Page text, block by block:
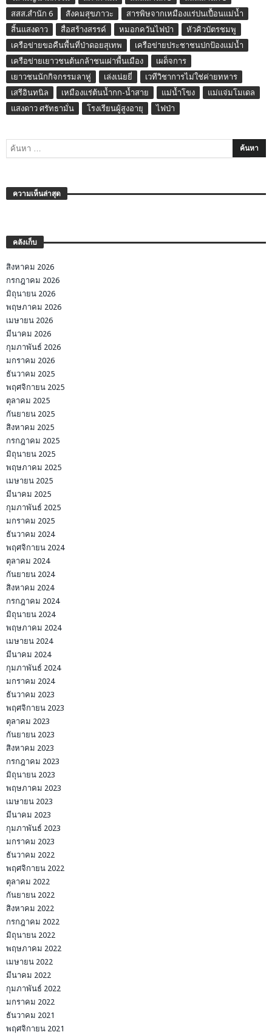
สสส.สำนัก 6
สังคมสุขภาวะ
สารพิษจากเหมืองแร่ปนเปื้อนแม่น้ำ
สิ้นแสงดาว
สื่อสร้างสรรค์ หมอกควันไฟป่า
หัวคิวบัตรชมพู
เครือข่ายขอคืนพื้นที่ป่าดอยสุเทพ
เครือข่ายประชาชนปกป้องแม่น้ำ
เครือข่ายเยาวชนต้นกล้าชนเผ่าพื้นเมือง
เผด็จการ
เยาวชนนักกิจกรรมลาหู่
เล่งเน่ยยี่
เวทีวิชาการไม่ใช่ค่ายทหาร
เสรีอินทนิล
เหมืองแร่ต้นน้ำกก-น้ำสาย แม่น้ำโขง
แม่แจ่มโมเดล
แสงดาว ศรัทธามั่น
โรงเรียนผู้สูงอายุ ไฟป่า
ความเห็นล่าสุด
คลังเก็บ
สิงหาคม 2026
กรกฎาคม 2026
มิถุนายน 2026
พฤษภาคม 2026
เมษายน 2026
มีนาคม 2026
กุมภาพันธ์ 2026
มกราคม 2026
ธันวาคม 2025
พฤศจิกายน 2025
ตุลาคม 2025
กันยายน 2025
สิงหาคม 2025
กรกฎาคม 2025
มิถุนายน 2025
พฤษภาคม 2025
เมษายน 2025
มีนาคม 2025
กุมภาพันธ์ 2025
มกราคม 2025
ธันวาคม 2024
พฤศจิกายน 2024
ตุลาคม 2024
กันยายน 2024
สิงหาคม 2024
กรกฎาคม 2024
มิถุนายน 2024
พฤษภาคม 2024
เมษายน 2024
มีนาคม 2024
กุมภาพันธ์ 2024
มกราคม 2024
ธันวาคม 2023
พฤศจิกายน 2023
ตุลาคม 2023
กันยายน 2023
สิงหาคม 2023
กรกฎาคม 2023
มิถุนายน 2023
พฤษภาคม 2023
เมษายน 2023
มีนาคม 2023
กุมภาพันธ์ 2023
มกราคม 2023
ธันวาคม 2022
พฤศจิกายน 2022
ตุลาคม 2022
กันยายน 2022
สิงหาคม 2022
กรกฎาคม 2022
มิถุนายน 2022
พฤษภาคม 2022
เมษายน 2022
มีนาคม 2022
กุมภาพันธ์ 2022
มกราคม 2022
ธันวาคม 2021
พฤศจิกายน 2021